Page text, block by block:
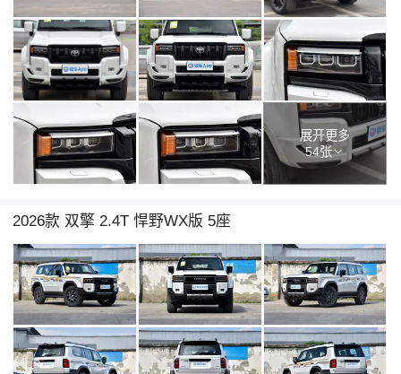
展开更多
54张
2026款 双擎 2.4T 悍野WX版 5座